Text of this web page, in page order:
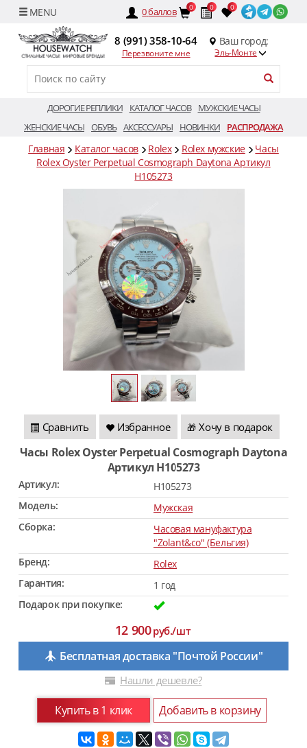
0баллов 0 0 0
8 (991) 358-10-64
Перезвоните мне
Ваш город:
Эль-Монте
ДОРОГИЕ РЕПЛИКИ КАТАЛОГ ЧАСОВ
МУЖСКИЕ ЧАСЫ
ЖЕНСКИЕ ЧАСЫ ОБУВЬ АКСЕССУАРЫ НОВИНКИ РАСПРОДАЖА
Главная Каталог часов Rolex Rolex мужские
Часы
Rolex Oyster Perpetual Cosmograph Daytona Артикул
H105273
Сравнить Избранное 🎁 Хочу в подарок
Часы Rolex Oyster Perpetual Cosmograph Daytona
Артикул H105273
Артикул:
H105273
Модель:
Мужская
Сборка:
Часовая мануфактура
"Zolant&co" (Бельгия)
Бренд:
Rolex
Гарантия:
1 год
Подарок при покупке:
12 900руб./шт
Бесплатная доставка "Почтой России"
Нашли дешевле?
Купить в 1 клик Добавить в корзину